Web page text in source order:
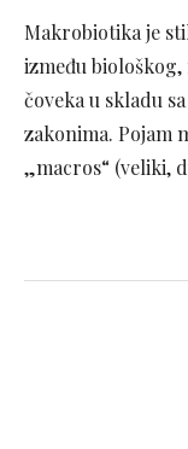
Makrobiotika je
između
čoveka u skladu
zakonima. Pojam
„macros“ (veliki,